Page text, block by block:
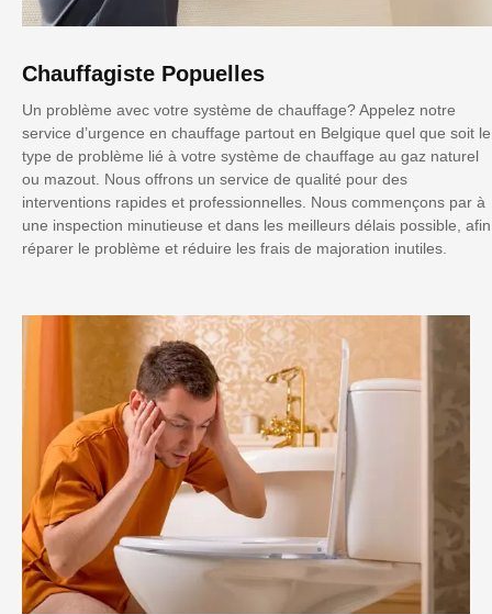
Chauffagiste Popuelles
Un problème avec votre système de chauffage? Appelez notre
service d’urgence en chauffage partout en Belgique quel que soit le
type de problème lié à votre système de chauffage au gaz naturel
ou mazout. Nous offrons un service de qualité pour des
interventions rapides et professionnelles. Nous commençons par à
une inspection minutieuse et dans les meilleurs délais possible, afin
réparer le problème et réduire les frais de majoration inutiles.